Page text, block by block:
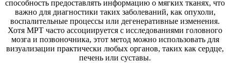
способность предоставлять информацию о мягких тканях, что
важно для диагностики таких заболеваний, как опухоли,
воспалительные процессы или дегенеративные изменения.
Хотя МРТ часто ассоциируется с исследованиями головного
мозга и позвоночника, этот метод можно использовать для
визуализации практически любых органов, таких как сердце,
печень или суставы.